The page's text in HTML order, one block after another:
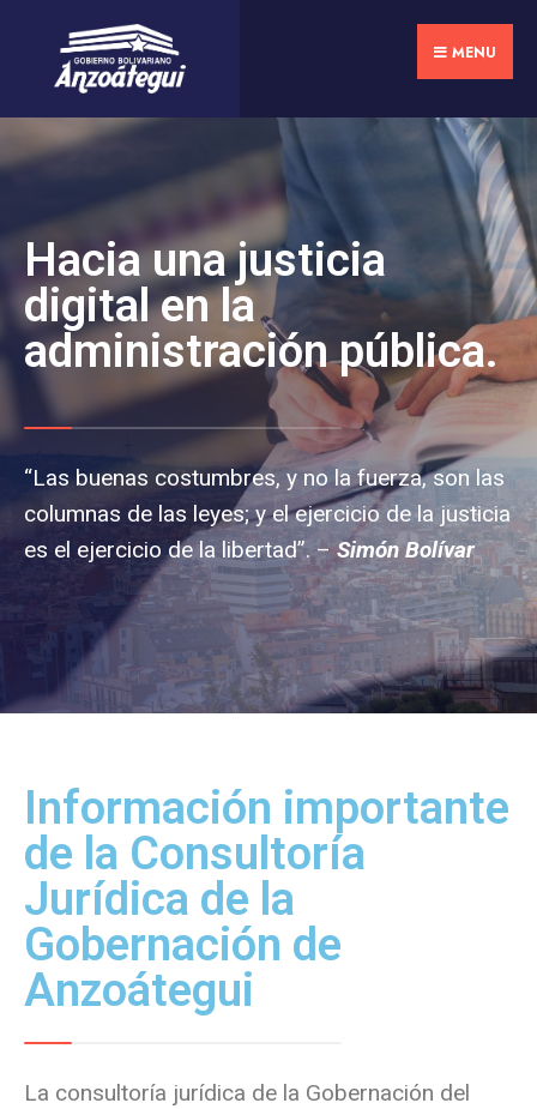
MENU
Hacia una justicia
digital en la
administración pública.
“Las buenas costumbres, y no la fuerza, son las
columnas de las leyes; y el ejercicio de la justicia
es el ejercicio de la libertad”. –Simón Bolívar
Información importante
de la Consultoría
Jurídica de la
Gobernación de
Anzoátegui
La consultoría jurídica de la Gobernación del